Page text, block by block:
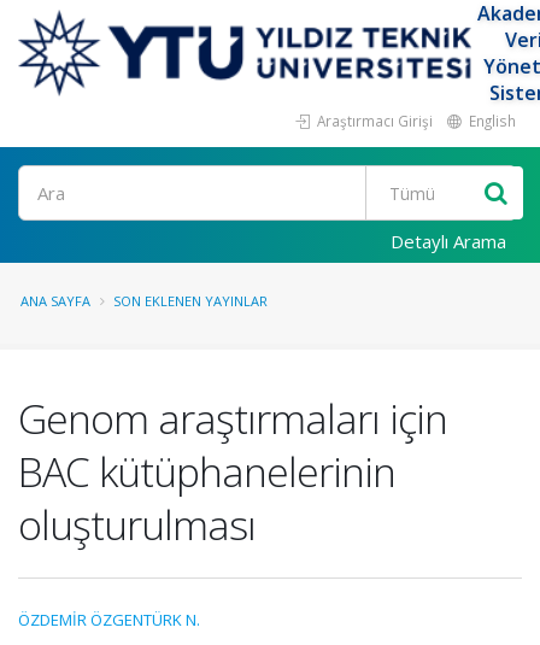
Araştırmacı Girişi English
Ara
Detaylı Arama
ANA SAYFA SON EKLENEN YAYINLAR
Genom araştırmaları için
BAC kütüphanelerinin
oluşturulması
ÖZDEMİR ÖZGENTÜRK N.